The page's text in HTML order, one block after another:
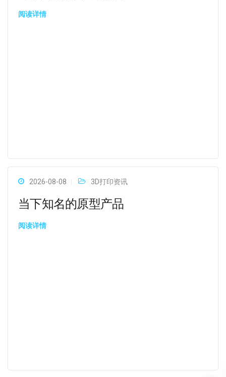
阅读详情
2026-08-08 3D打印资讯
当下知名的原型产品
阅读详情